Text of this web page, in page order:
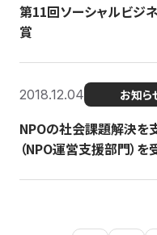
第11回ソーシャルビジ
賞
2018.12.04 お知ら
NPOの社会課題解決を
（NPO運営支援部門）を